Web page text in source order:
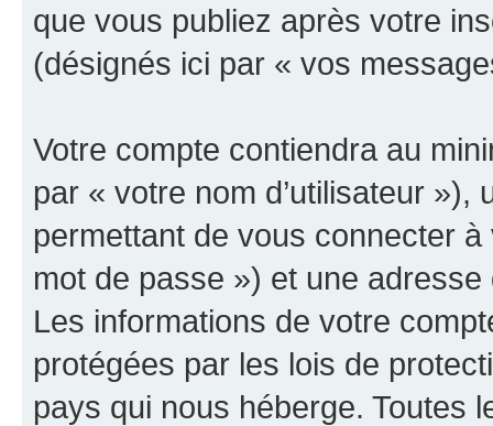
que vous publiez après votre
(désignés ici par « vos
Votre compte contiendra au
par « votre nom d’utilisateur
permettant de vous connecter
mot de passe ») et une
Les informations de votre
protégées par les lois de
pays qui nous héberge. Toutes